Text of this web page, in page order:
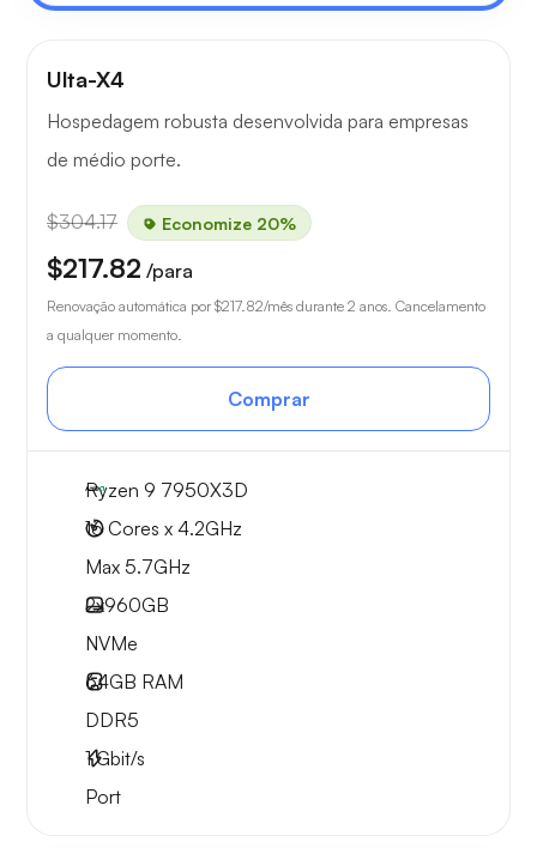
Ulta-X4
Hospedagem robusta desenvolvida para empresas
de médio porte.
$304.17 Economize 20%
$217.82 /para
Renovação automática por $217.82/mês durante 2 anos. Cancelamento
a qualquer momento.
Comprar
Ryzen 9 7950X3D
16 Cores x 4.2GHz
Max 5.7GHz
2x960GB
NVMe
64GB RAM
DDR5
1Gbit/s
Port